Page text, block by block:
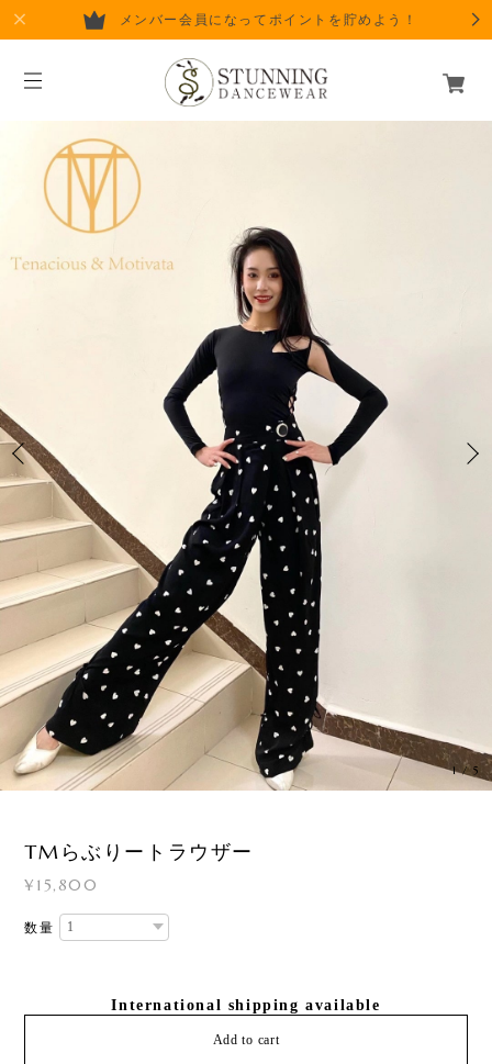
メンバー会員になってポイントを貯めよう！
1/5
TMらぶりートラウザー
¥15,800
数量
International shipping available
Add to cart